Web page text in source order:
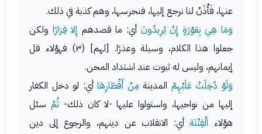
عنها، فَأْذَنْ لنا نرجع إليها، فنحرسها، وهم كذبة في ذلك.
وَمَا هِيَ بِعَوْرَةٍ إِنْ يُرِيدُونَ أي: ما قصدهم إِلا فِرَارًا ولكن
جعلوا هذا الكلام، وسيلة وعذرًا. [لهم] (٣) فهؤلاء قل
إيمانهم، وليس له ثبوت عند اشتداد المحن.
وَلَوْ دُخِلَتْ عَلَيْهِمْ المدينة مِنْ أَقْطَارِهَاأي: لو دخل الكفار
إليها من نواحيها، واستولوا عليها -لا كان ذلك-ثُمَّ سئل
هؤلاء الْفِتْنَة أي: الانقلاب عن دينهم، والرجوع إلى دين